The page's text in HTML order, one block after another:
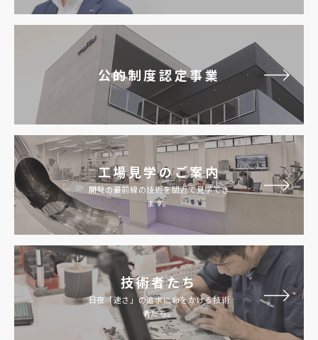
公的制度認定事業
工場見学のご案内
開発の最前線の技術を間近で見学でき
ます。
技術者たち
日夜「速さ」の追求に命をかける技術
者たち。